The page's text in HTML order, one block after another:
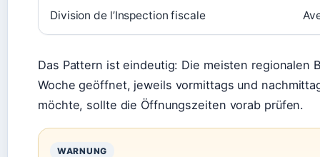
Division de l’Inspection fiscale
Das Pattern ist eindeutig: Die meisten regionalen
Woche geöffnet, jeweils vormittags und
möchte, sollte die Öffnungszeiten vorab prüfen.
WARNUNG